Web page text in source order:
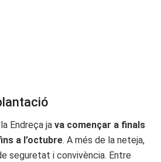
Endreça ja va començar a finals
a l’octubre. A més de la neteja,
seguretat i convivència. Entre